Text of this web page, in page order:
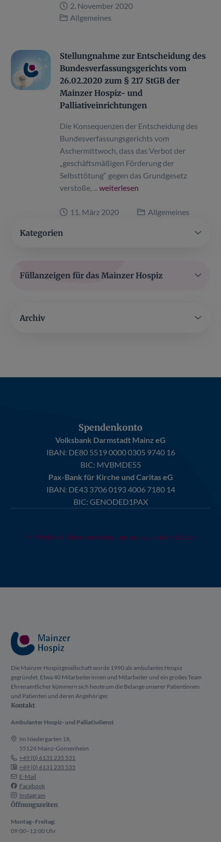
2. November 2020
Allgemeines
Stellungnahme zur Entscheidung des
Bundesverfassungsgerichts vom
26.02.2020 zum § 217 StGB der
Mainzer Hospiz- und
Palliativeinrichtungen
Die Konsequenzen der Entscheidung des
Bundesverfassungsgerichts vom
Aschermittwoch, dass das Verbot der
„geschäftsmäßigen Förderung der
Selbsttötung“ gegen das Grundgesetz
verstoße, ...weiterlesen
11. März 2020 Allgemeines
Kategorien
Füllanzeigen für das Mainzer Hospiz
Archiv
Spendenkonto
Volksbank Darmstadt Mainz eG
IBAN: DE80 5519 0000 0305 9740 16
BIC: MVBMDE55
Pax-Bank für Kirche und Caritas eG
IBAN: DE43 3706 0193 4006 7180 14
BIC: GENODED1PAX
Weitere Ideen ansehen, um uns zu unterstützen
Die Mainzer Hospizgesellschaft wurde 1990 als ambulantes Hospiz
gegründet. Etwa 40 Mitarbeiterinnen und Mitarbeiter und ein großes Team
Ehrenamtlicher kümmern sich heute um die Belange unserer Patientinnen
und Patienten und deren Angehöriger.
Kontakt
Ambulanter Hospiz- und Palliativdienst
Im Niedergarten 18,
55124 Mainz-Gonsenheim
+49 (0) 6131 235 531
+49 (0) 6131 235 535
E-Mail
Facebook
Instagram
Öffnungszeiten
Montag–Freitag:
09:00–12:00 Uhr